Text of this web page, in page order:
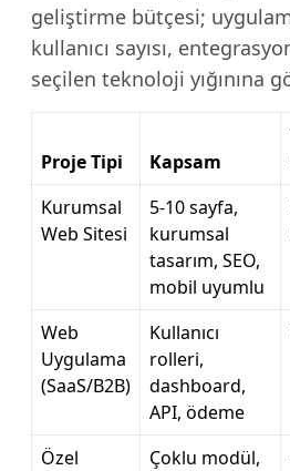
geliştirme bütçesi;
kullanıcı sayısı,
seçilen teknoloji yığınına
Proje Tipi Kapsam
Kurumsal
Web Sitesi
5-10 sayfa,
kurumsal
tasarım, SEO,
mobil uyumlu
Web
Uygulama
(SaaS/B2B)
Kullanıcı
rolleri,
dashboard,
API, ödeme
Özel
Çoklu modül,